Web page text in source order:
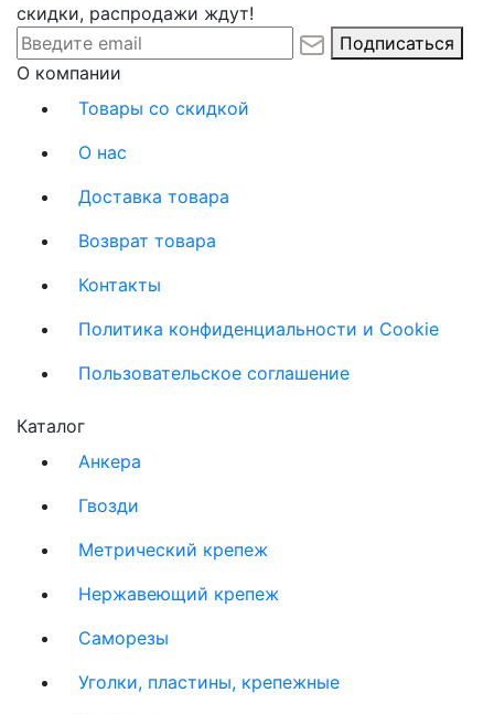
скидки, распродажи ждут!
Подписаться
О компании
Товары со скидкой
О нас
Доставка товара
Возврат товара
Контакты
Политика конфиденциальности и Cookie
Пользовательское соглашение
Каталог
Анкера
Гвозди
Метрический крепеж
Нержавеющий крепеж
Саморезы
Уголки, пластины, крепежные